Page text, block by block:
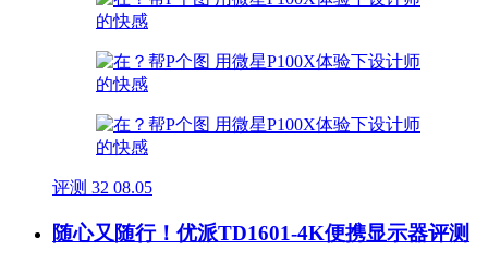
评测 32 08.05
随心又随行！优派TD1601-4K便携显示器评测